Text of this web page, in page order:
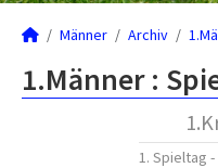
Männer Archiv
1.Männer :
1. Spieltag -